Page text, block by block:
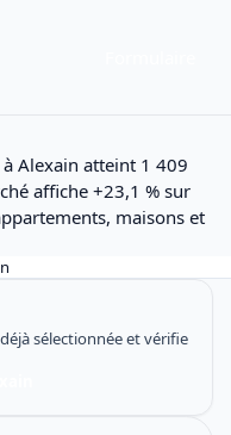
Alexain atteint 1 409
affiche +23,1 % sur
maisons et
sélectionnée et vérifie